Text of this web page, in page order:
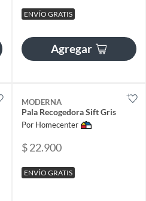
ENVÍO GRATIS
Agregar
MODERNA
Pala Recogedora Sift Gris
Por Homecenter
$ 22.900
ENVÍO GRATIS